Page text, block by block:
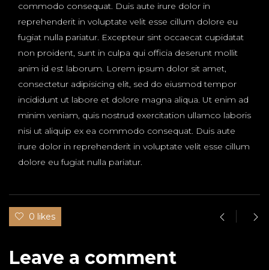
commodo consequat. Duis aute irure dolor in
reprehenderit in voluptate velit esse cillum dolore eu
fugiat nulla pariatur. Excepteur sint occaecat cupidatat
non proident, sunt in culpa qui officia deserunt mollit
anim id est laborum. Lorem ipsum dolor sit amet,
consectetur adipisicing elit, sed do eiusmod tempor
incididunt ut labore et dolore magna aliqua. Ut enim ad
minim veniam, quis nostrud exercitation ullamco laboris
nisi ut aliquip ex ea commodo consequat. Duis aute
irure dolor in reprehenderit in voluptate velit esse cillum
dolore eu fugiat nulla pariatur.
0 likes
Leave a comment